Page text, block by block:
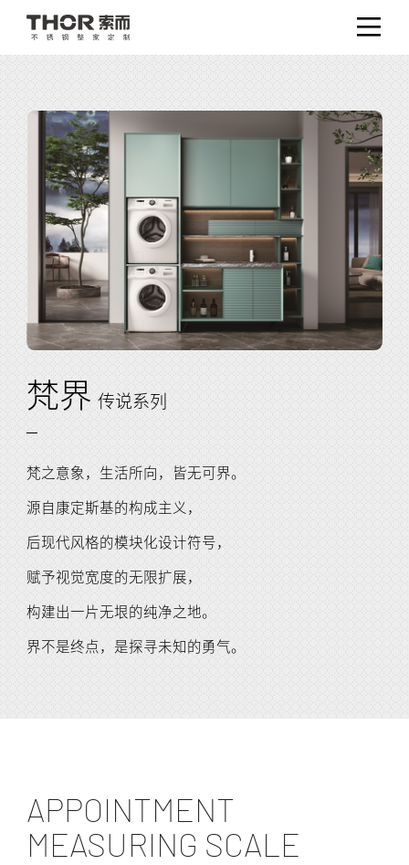
梵界 传说系列
梵之意象，生活所向，皆无可界。
源自康定斯基的构成主义，
后现代风格的模块化设计符号，
赋予视觉宽度的无限扩展，
构建出一片无垠的纯净之地。
界不是终点，是探寻未知的勇气。
APPOINTMENT
MEASURING SCALE